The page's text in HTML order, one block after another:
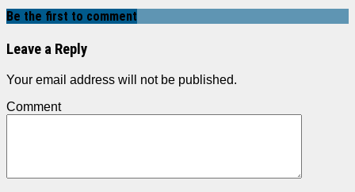
Be the first to comment
Leave a Reply
Your email address will not be published.
Comment